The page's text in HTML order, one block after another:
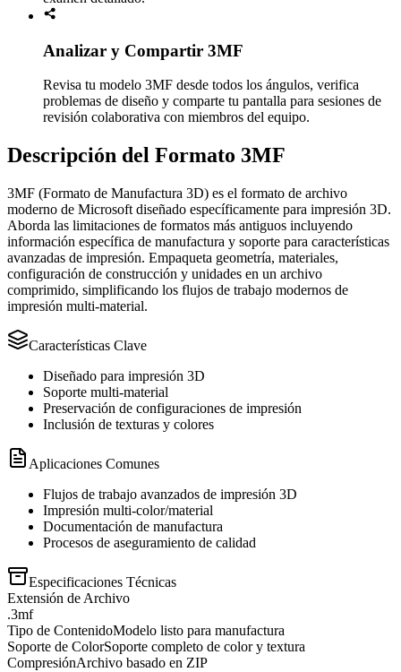
Analizar y Compartir 3MF
Revisa tu modelo 3MF desde todos los ángulos, verifica
problemas de diseño y comparte tu pantalla para sesiones de
revisión colaborativa con miembros del equipo.
Descripción del Formato 3MF
3MF (Formato de Manufactura 3D) es el formato de archivo
moderno de Microsoft diseñado específicamente para impresión 3D.
Aborda las limitaciones de formatos más antiguos incluyendo
información específica de manufactura y soporte para características
avanzadas de impresión. Empaqueta geometría, materiales,
configuración de construcción y unidades en un archivo
comprimido, simplificando los flujos de trabajo modernos de
impresión multi-material.
Características Clave
Diseñado para impresión 3D
Soporte multi-material
Preservación de configuraciones de impresión
Inclusión de texturas y colores
Aplicaciones Comunes
Flujos de trabajo avanzados de impresión 3D
Impresión multi-color/material
Documentación de manufactura
Procesos de aseguramiento de calidad
Especificaciones Técnicas
Extensión de Archivo
.3mf
Tipo de ContenidoModelo listo para manufactura
Soporte de ColorSoporte completo de color y textura
CompresiónArchivo basado en ZIP